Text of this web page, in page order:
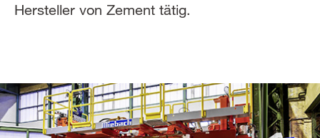
Hersteller von Zement tätig.